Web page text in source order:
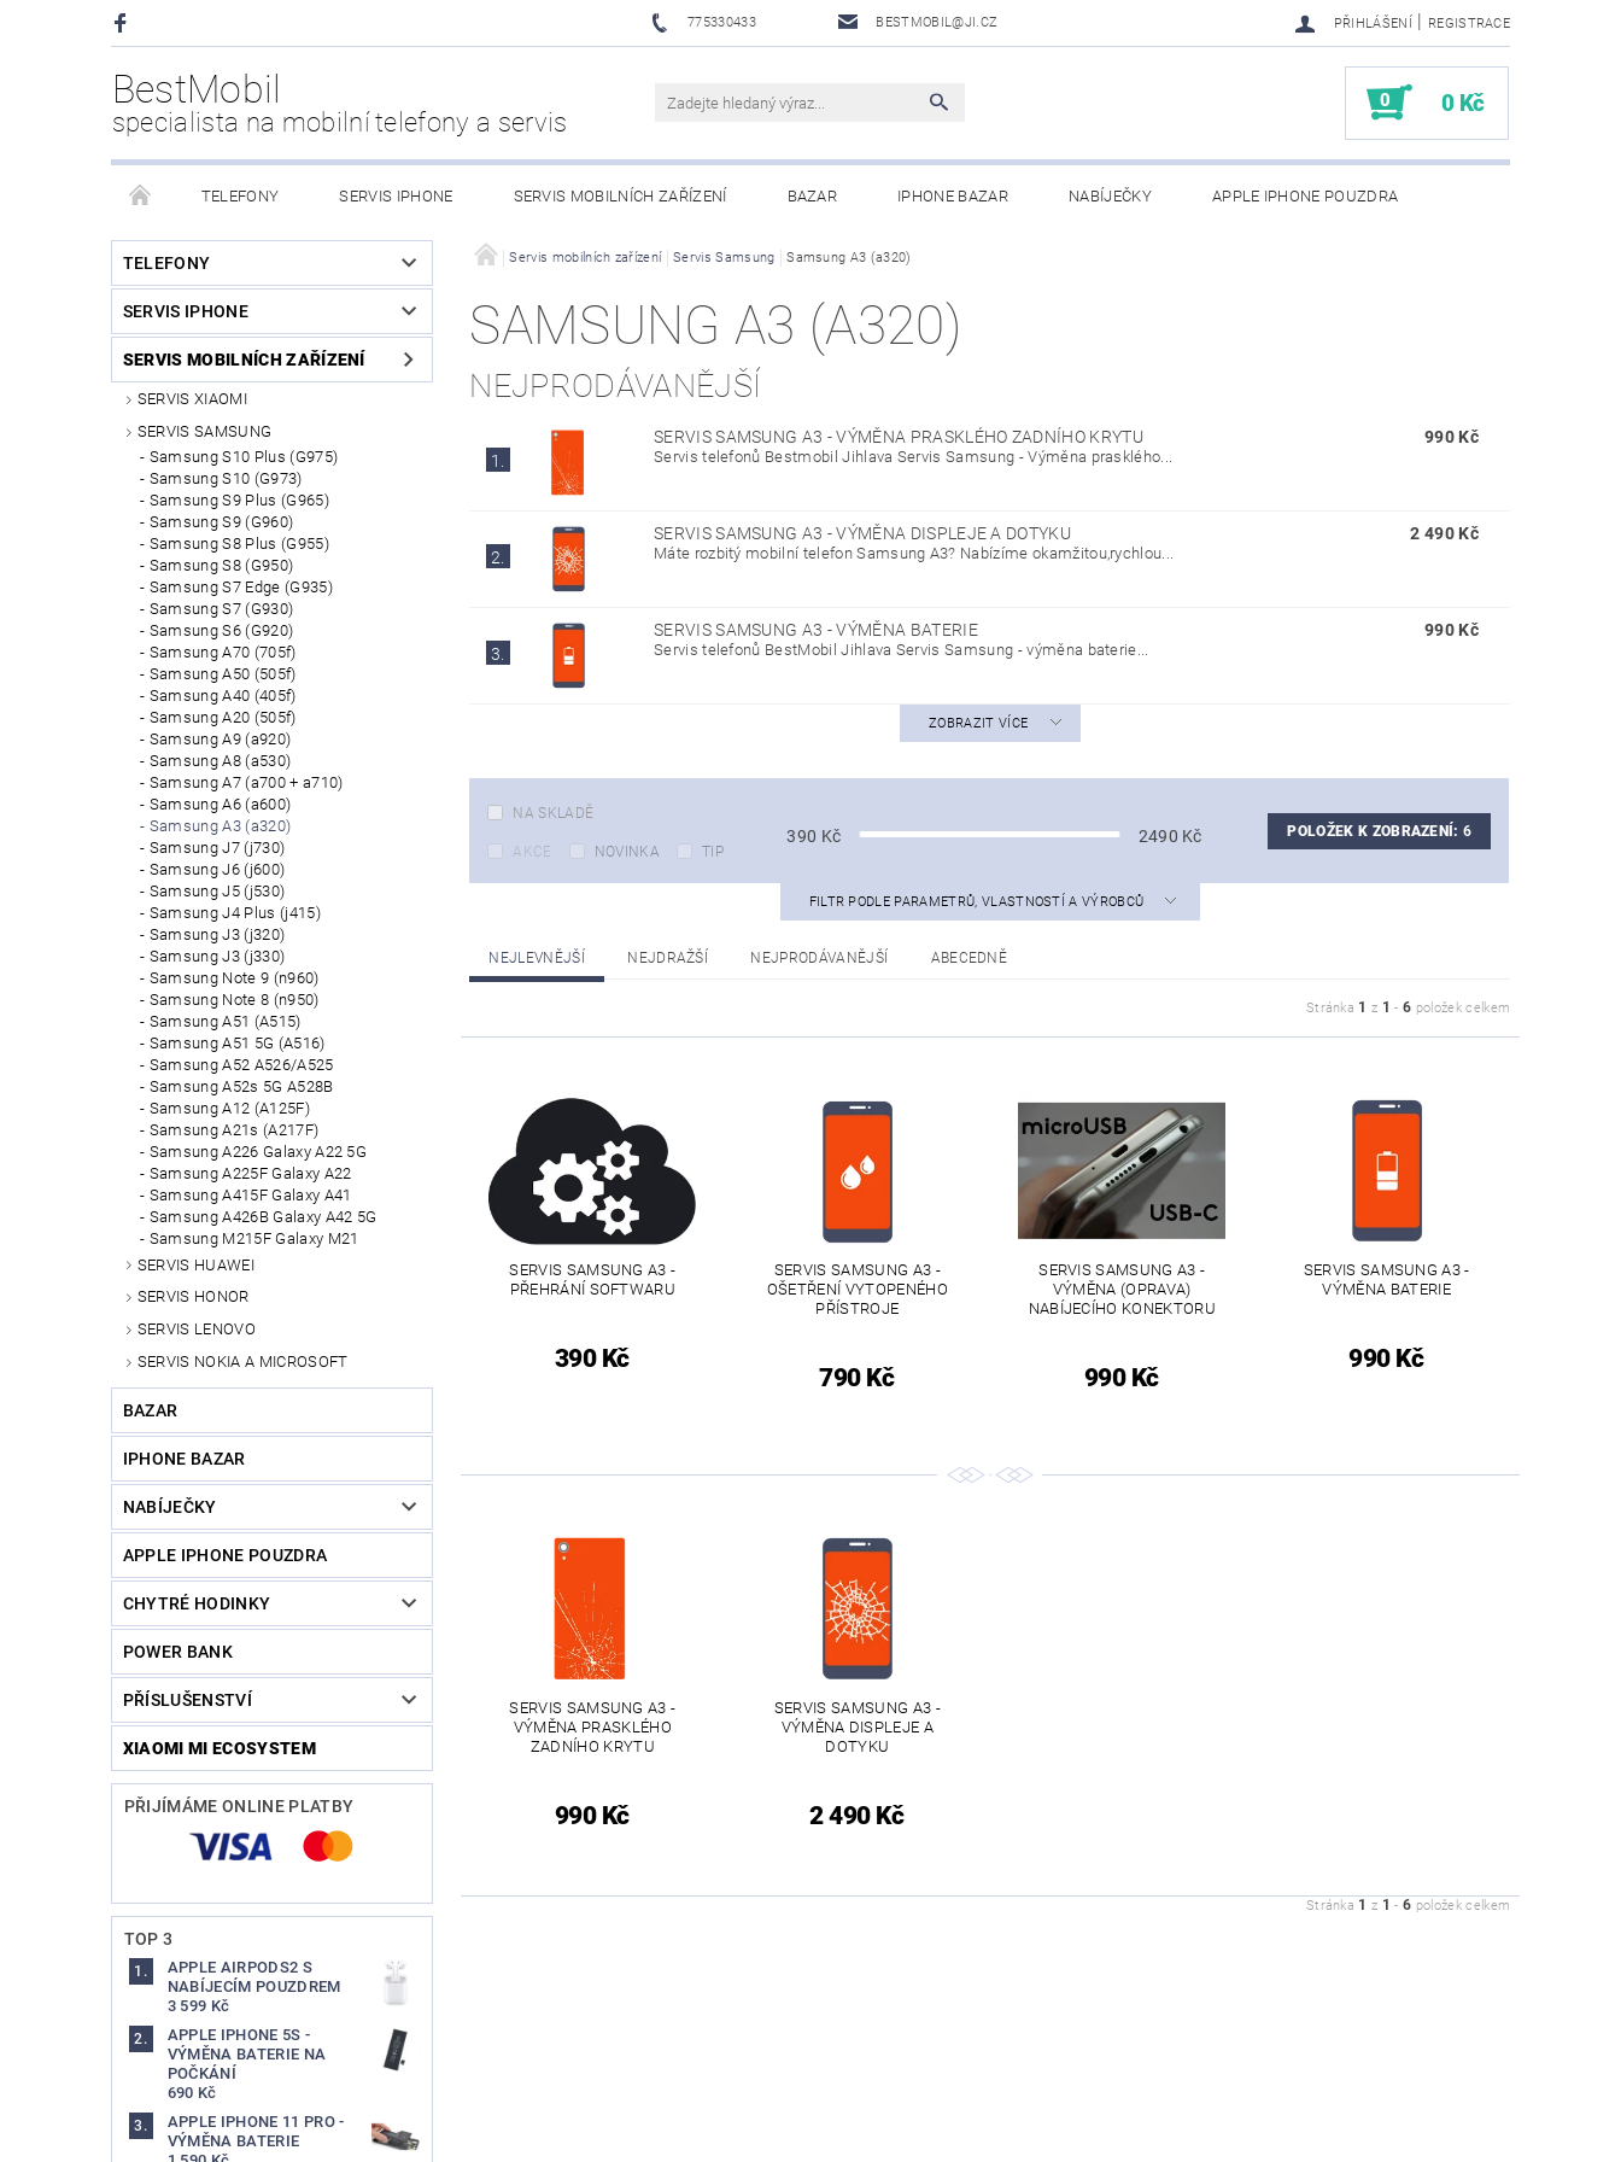
775330433 BESTMOBIL@JI.CZ PŘIHLÁŠENÍ | REGISTRACE
BestMobil
specialista na mobilní telefony a servis
0 0 Kč
TELEFONY SERVIS IPHONE SERVIS MOBILNÍCH ZAŘÍZENÍ BAZAR IPHONE BAZAR NABÍJEČKY APPLE IPHONE POUZDRA
CHYTRÉ HODINKY POWER BANK PŘÍSLUŠENSTVÍ XIAOMI MI ECOSYSTEM OBCHODNÍ PODMÍNKY
KDO JSME
TELEFONY
SERVIS IPHONE
SERVIS MOBILNÍCH ZAŘÍZENÍ
SERVIS XIAOMI
SERVIS SAMSUNG
Samsung S10 Plus (G975)
Samsung S10 (G973)
Samsung S9 Plus (G965)
Samsung S9 (G960)
Samsung S8 Plus (G955)
Samsung S8 (G950)
Samsung S7 Edge (G935)
Samsung S7 (G930)
Samsung S6 (G920)
Samsung A70 (705f)
Samsung A50 (505f)
Samsung A40 (405f)
Samsung A20 (505f)
Samsung A9 (a920)
Samsung A8 (a530)
Samsung A7 (a700 + a710)
Samsung A6 (a600)
Samsung A3 (a320)
Samsung J7 (j730)
Samsung J6 (j600)
Samsung J5 (j530)
Samsung J4 Plus (j415)
Samsung J3 (j320)
Samsung J3 (j330)
Samsung Note 9 (n960)
Samsung Note 8 (n950)
Samsung A51 (A515)
Samsung A51 5G (A516)
Samsung A52 A526/A525
Samsung A52s 5G A528B
Samsung A12 (A125F)
Samsung A21s (A217F)
Samsung A226 Galaxy A22 5G
Samsung A225F Galaxy A22
Samsung A415F Galaxy A41
Samsung A426B Galaxy A42 5G
Samsung M215F Galaxy M21
SERVIS HUAWEI
SERVIS HONOR
SERVIS LENOVO
SERVIS NOKIA A MICROSOFT
BAZAR
IPHONE BAZAR
NABÍJEČKY
APPLE IPHONE POUZDRA
CHYTRÉ HODINKY
POWER BANK
PŘÍSLUŠENSTVÍ
XIAOMI MI ECOSYSTEM
PŘIJÍMÁME ONLINE PLATBY
TOP 3
APPLE AIRPODS2 S
NABÍJECÍM POUZDREM
3 599 Kč
APPLE IPHONE 5S -
VÝMĚNA BATERIE NA
POČKÁNÍ
690 Kč
APPLE IPHONE 11 PRO -
VÝMĚNA BATERIE
Servis mobilních zařízení Servis Samsung Samsung A3 (a320)
SAMSUNG A3 (A320)
NEJPRODÁVANĚJŠÍ
1.
SERVIS SAMSUNG A3 - VÝMĚNA PRASKLÉHO ZADNÍHO KRYTU
Servis telefonů Bestmobil Jihlava Servis Samsung - Výměna prasklého...
990 Kč
2.
SERVIS SAMSUNG A3 - VÝMĚNA DISPLEJE A DOTYKU
Máte rozbitý mobilní telefon Samsung A3? Nabízíme okamžitou,rychlou...
2 490 Kč
3.
SERVIS SAMSUNG A3 - VÝMĚNA BATERIE
Servis telefonů BestMobil Jihlava Servis Samsung - výměna baterie...
990 Kč
ZOBRAZIT VÍCE
NA SKLADĚ
AKCE NOVINKA TIP
390 Kč 2490 Kč POLOŽEK K ZOBRAZENÍ:6
FILTR PODLE PARAMETRŮ, VLASTNOSTÍ A VÝROBCŮ
NEJLEVNĚJŠÍ NEJDRAŽŠÍ NEJPRODÁVANĚJŠÍ ABECEDNĚ
Stránka 1 z 1 -6 položek celkem
SERVIS SAMSUNG A3 -
PŘEHRÁNÍ SOFTWARU
390 Kč
SERVIS SAMSUNG A3 -
OŠETŘENÍ VYTOPENÉHO
PŘÍSTROJE
790 Kč
SERVIS SAMSUNG A3 -
VÝMĚNA (OPRAVA)
NABÍJECÍHO KONEKTORU
990 Kč
SERVIS SAMSUNG A3 -
VÝMĚNA BATERIE
990 Kč
SERVIS SAMSUNG A3 -
VÝMĚNA PRASKLÉHO
ZADNÍHO KRYTU
990 Kč
SERVIS SAMSUNG A3 -
VÝMĚNA DISPLEJE A
DOTYKU
2 490 Kč
Stránka 1 z 1 -6 položek celkem